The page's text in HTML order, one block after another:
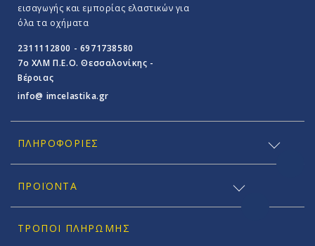
εισαγωγής και εμπορίας ελαστικών για
όλα τα οχήματα
2311112800 - 6971738580
7o ΧΛΜ Π.E.O. Θεσσαλονίκης -
Βέροιας
info@ imcelastika.gr
ΠΛΗΡΟΦΟΡΊΕΣ
ΠΡΟΪΟΝΤΑ
ΤΡΌΠΟΙ ΠΛΗΡΩΜΉΣ